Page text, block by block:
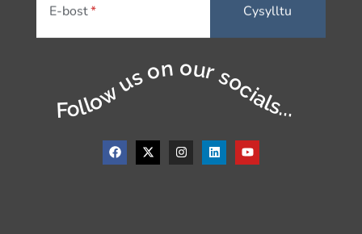
E-bost
Follow us on our socials...